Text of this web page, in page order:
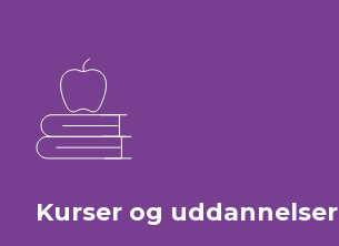
Kurser og uddannelser